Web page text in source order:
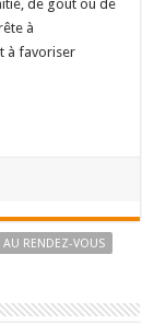
de goût ou de
à
à favoriser
AU RENDEZ-VOUS